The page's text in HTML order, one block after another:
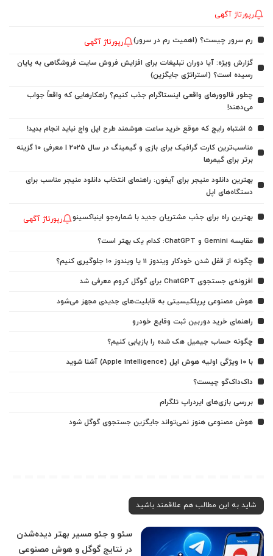
رپورتاژ آگهی
رم سرور چیست؟ (اهمیت رم در سرور) رپورتاژ آگهی
گزارش ویژه: آیا دوران تبلیغات برای افزایش فروش سایت فروشگاهی به پایان
رسیده است؟ (استراتژی جایگزین)
چطور فالوورهای واقعی اینستاگرام جذب کنیم؟ راهکارهایی که واقعاً جواب
می‌دهند!
5 اشتباه رایج که موقع خرید ساعت هوشمند طرح اپل واچ نباید انجام بدید!
مناسب‌ترین کارت گرافیک برای بازی و گیمینگ در سال ۲۰۲۵ | معرفی ۱۰ گزینه
برتر برای گیمرها
بهترین دانلود منیجر برای آیفون: راهنمای انتخاب دانلود منیجر مناسب برای
دستگاه‌های اپل
بهترین راه برای جذب مشتریان جدید با شماره‌جو اینباکسینو رپورتاژ آگهی
مقایسه Gemini و ChatGPT: کدام یک بهتر است؟
چگونه از قفل شدن خودکار ویندوز 11 یا ویندوز 10 جلوگیری کنیم؟
افزونه‌ی جستجوی ChatGPT برای گوگل کروم معرفی شد
هوش مصنوعی پرپلکیسیتی به قابلیت‌های جدیدی مجهز می‌شود
راهنمای خرید دوربین ثبت وقایع خودرو
چگونه حساب جیمیل هک شده را بازیابی کنیم؟
با ۱۰ ویژگی اولیه هوش اپل (Apple Intelligence) آشنا شوید
داک‌داک‌گو چیست؟
بررسی بازی‌های ایردراپ تلگرام
هوش مصنوعی هنوز نمی‌تواند جایگزین جستجوی گوگل شود
شاید به این مطالب هم علاقمند باشید
سئو و جئو مسیر بهتر دیده‌شدن
در نتایج گوگل و هوش مصنوعی